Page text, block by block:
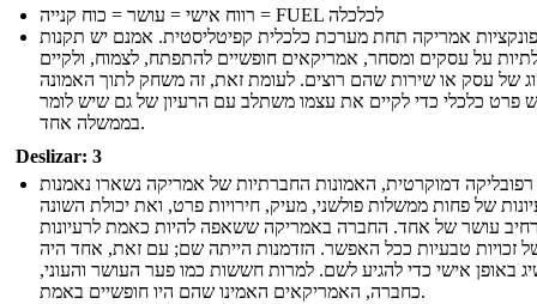
רווח אישי = עושר = כוח קנייה = FUEL לכלכלה
פונקציות אמריקה תחת מערכת כלכלית קפיטליסטית. אמנם יש תקנות
על עסקים ומסחר, אמריקאים חופשיים להתפתח, לצמוח, ולקיים
של עסק או שירות שהם רוצים. לעומת זאת, זה משחק לתוך האמונה
פרט כלכלי כדי לקיים את עצמו משתלב עם הרעיון של גם שיש לומר
בממשלה אחד.
Deslizar: 3
דמוקרטית, האמונות החברתיות של אמריקה נשארו נאמנות
של פחות ממשלות פולשני, מעיק, חירויות פרט, ואת יכולת השונה
עושר של אחד. החברה באמריקה ששאפה להיות כאמת לרעיונות
זכויות טבעיות ככל האפשר. הזדמנות הייתה שם; עם זאת, אחד היה
באופן אישי כדי להגיע לשם. למרות חששות כמו פער העושר והעוני,
כחברה, האמריקאים האמינו שהם היו חופשיים באמת.